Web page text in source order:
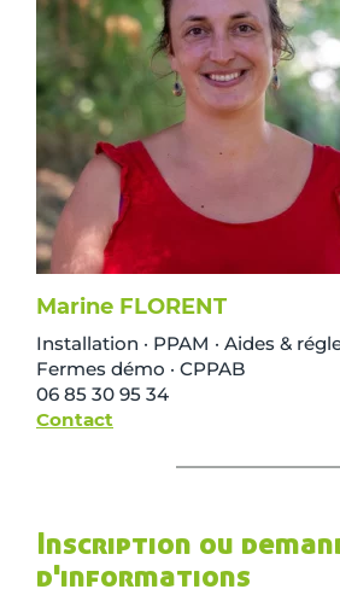
Marine FLORENT
Installation · PPAM · Aides &
Fermes démo · CPPAB
06 85 30 95 34
Contact
Inscription ou
d'informations